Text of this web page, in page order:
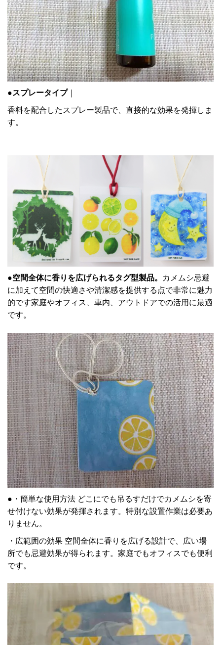
●スプレータイプ｜
香料を配合したスプレー製品で、直接的な効果を発揮しま
す。
●空間全体に香りを広げられるタグ型製品。
カメムシ忌避
に加えて空間の快適さや清潔感を提供する点で非常に魅力
的です家庭やオフィス、車内、アウトドアでの活用に最適
です。
● ・簡単な使用方法 どこにでも吊るすだけでカメムシを寄
せ付けない効果が発揮されます。特別な設置作業は必要あ
りません。
・広範囲の効果 空間全体に香りを広げる設計で、広い場
所でも忌避効果が得られます。家庭でもオフィスでも便利
です。